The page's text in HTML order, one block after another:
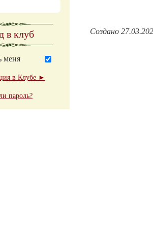
в клуб
меня
в Клубе ►
пароль?
Создано